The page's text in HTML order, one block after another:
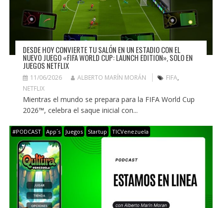
DESDE HOY CONVIERTE TU SALÓN EN UN ESTADIO CON EL
NUEVO JUEGO «FIFA WORLD CUP: LAUNCH EDITION», SOLO EN
JUEGOS NETFLIX
11/06/2026 ALBERTO MARÍN MORÁN FIFA,
NETFLIX
Mientras el mundo se prepara para la FIFA World Cup
2026™, celebra el saque inicial con...
#PODCAST App´s Juegos Startup TICVenezuela